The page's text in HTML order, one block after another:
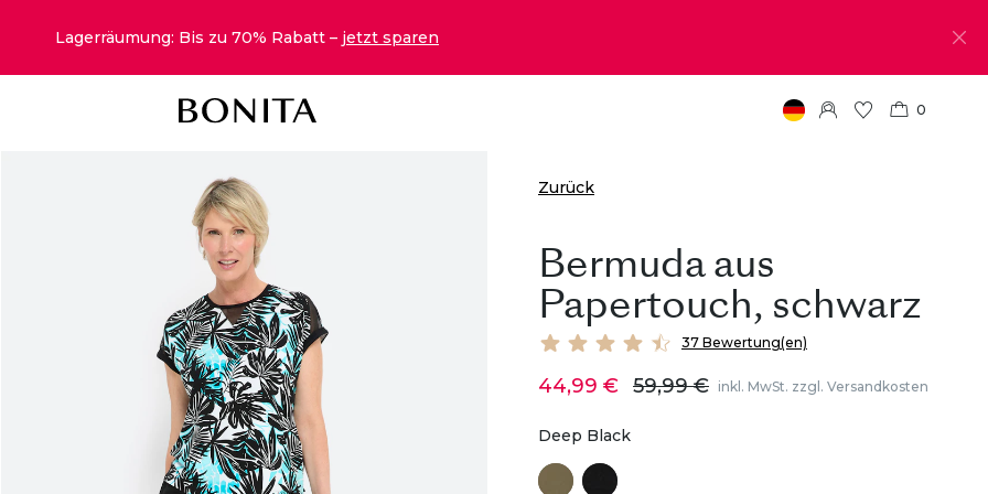
Lagerräumung: Bis zu 70% Rabatt – jetzt sparen
0
Zurück
Bermuda aus
Papertouch, schwarz
37 Bewertung(en)
44,99 € 59,99 € inkl. MwSt. zzgl. Versandkosten
Deep Black